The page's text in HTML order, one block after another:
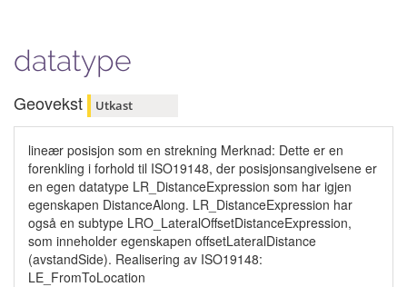
datatype
Geovekst Utkast
lineær posisjon som en strekning Merknad: Dette er en
forenkling i forhold til ISO19148, der posisjonsangivelsene er
en egen datatype LR_DistanceExpression som har igjen
egenskapen DistanceAlong. LR_DistanceExpression har
også en subtype LRO_LateralOffsetDistanceExpression,
som inneholder egenskapen offsetLateralDistance
(avstandSide). Realisering av ISO19148:
LE_FromToLocation